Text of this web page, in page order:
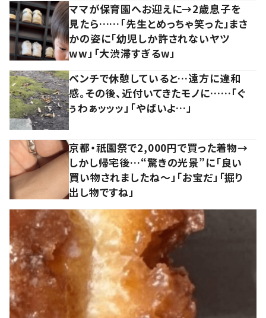
ママが保育園へお迎えに→2歳息子を
見たら……「先生とめっちゃ笑った」まさ
かの姿に「幼児しか許されないヤツ
ww」「大渋滞すぎるw」
ベンチで休憩していると…遠方に違和
感。その後、近付いてきたモノに……「ぐ
ぅわぁッッッ」「やばいよ…」
京都・祇園祭で2,000円で買った着物→
しかし帰宅後…“驚きの光景”に「良い
買い物されましたね～」「お宝だ」「掘り
出し物ですね」